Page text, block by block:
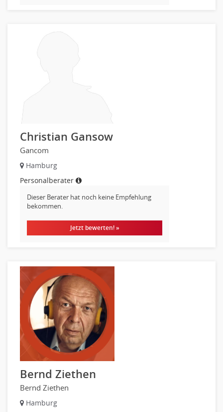
Christian Gansow
Gancom
Hamburg
Personalberater
Dieser Berater hat noch keine Empfehlung
bekommen.
Jetzt bewerten! »
Bernd Ziethen
Bernd Ziethen
Hamburg